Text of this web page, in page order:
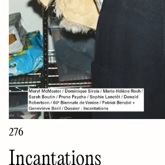
276
Incantations